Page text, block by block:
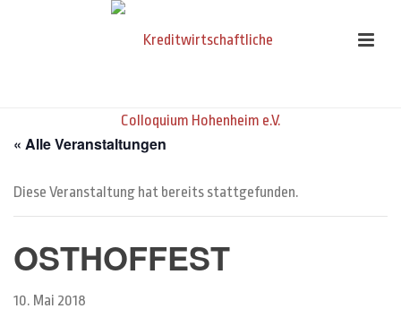
« Alle Veranstaltungen
Diese Veranstaltung hat bereits stattgefunden.
OSTHOFFEST
10. Mai 2018